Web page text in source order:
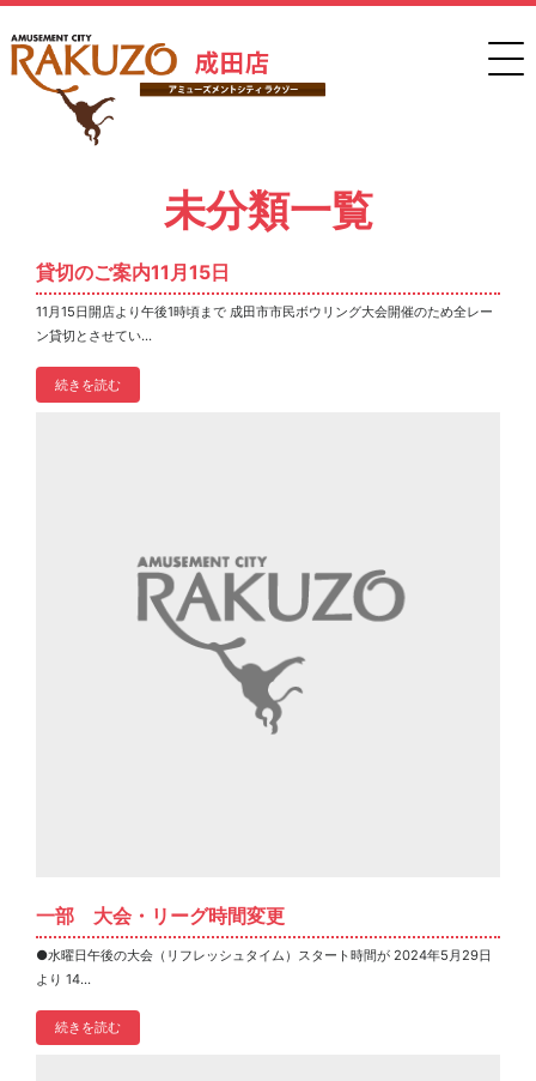
未分類一覧
貸切のご案内11月15日
11月15日開店より午後1時頃まで 成田市市民ボウリング大会開催のため全レー
ン貸切とさせてい...
続きを読む
一部 大会・リーグ時間変更
●水曜日午後の大会（リフレッシュタイム）スタート時間が 2024年5月29日
より 14...
続きを読む